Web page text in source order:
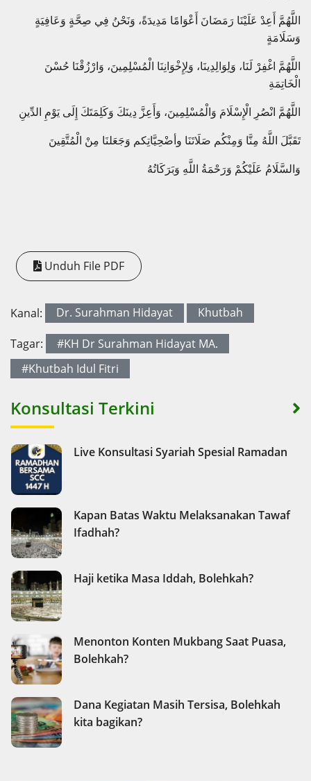
اللَّهُمَّ أَعِدْ عَلَيْنَا رَمَضَانَ أَعْوَامًا مَدِيدَةً، وَنَحْنُ فِي صِحَّةٍ وَعَافِيَةٍ
وَسَلَامَةٍ
اللَّهُمَّ اغْفِرْ لَنَا، وَلِوَالِدِينَا، وَلِإِخْوَانِنَا الْمُسْلِمِينَ، وَارْزُقْنَا حُسْنَ
الْخَاتِمَةِ
اللَّهُمَّ انْصُرِ الْإِسْلَامَ وَالْمُسْلِمِينَ، وَأَعِزَّ دِينَكَ وَكَلِمَتَكَ إِلَى يَوْمِ الدِّينِ
تَقَبَّلَ اللَّهُ مِنَّا وَمِنْكُم صَلَاتَنَا وأضْحِيَّاتِكم وَجَعَلنَا مِنْ الْمُتَّقِينَ
وَالسَّلَامُ عَلَيْكُمْ وَرَحْمَةُ اللَّهِ وَبَرَكَاتُهُ
Unduh File PDF
Kanal: Dr. Surahman Hidayat Khutbah
Tagar:
#KH Dr Surahman Hidayat MA.
#Khutbah Idul Fitri
Konsultasi Terkini
Live Konsultasi Syariah Spesial Ramadan
Kapan Batas Waktu Melaksanakan Tawaf
Ifadhah?
Haji ketika Masa Iddah, Bolehkah?
Menonton Konten Mukbang Saat Puasa,
Bolehkah?
Dana Kegiatan Masih Tersisa, Bolehkah
kita bagikan?